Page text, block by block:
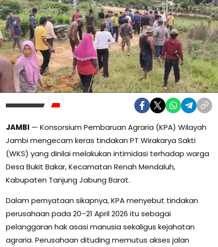
JAMBI — Konsorsium Pembaruan Agraria (KPA) Wilayah
Jambi mengecam keras tindakan PT Wirakarya Sakti
(WKS) yang dinilai melakukan intimidasi terhadap warga
Desa Bukit Bakar, Kecamatan Renah Mendaluh,
Kabupaten Tanjung Jabung Barat.
Dalam pernyataan sikapnya, KPA menyebut tindakan
perusahaan pada 20–21 April 2026 itu sebagai
pelanggaran hak asasi manusia sekaligus kejahatan
agraria. Perusahaan dituding memutus akses jalan